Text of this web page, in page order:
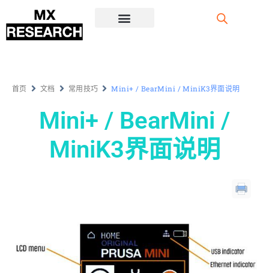
首页 文档 常用技巧 Mini+ / BearMini / MiniK3界面说明
Mini+ / BearMini /
MiniK3界面说明